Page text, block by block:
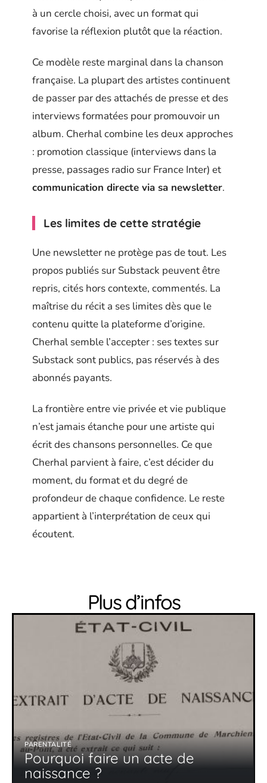
à un cercle choisi, avec un format qui
favorise la réflexion plutôt que la réaction.
Ce modèle reste marginal dans la chanson
française. La plupart des artistes continuent
de passer par des attachés de presse et des
interviews formatées pour promouvoir un
album. Cherhal combine les deux approches
: promotion classique (interviews dans la
presse, passages radio sur France Inter) et
communication directe via sa newsletter.
Les limites de cette stratégie
Une newsletter ne protège pas de tout. Les
propos publiés sur Substack peuvent être
repris, cités hors contexte, commentés. La
maîtrise du récit a ses limites dès que le
contenu quitte la plateforme d’origine.
Cherhal semble l’accepter : ses textes sur
Substack sont publics, pas réservés à des
abonnés payants.
La frontière entre vie privée et vie publique
n’est jamais étanche pour une artiste qui
écrit des chansons personnelles. Ce que
Cherhal parvient à faire, c’est décider du
moment, du format et du degré de
profondeur de chaque confidence. Le reste
appartient à l’interprétation de ceux qui
écoutent.
Plus d’infos
PARENTALITÉ
Pourquoi faire un acte de
naissance ?